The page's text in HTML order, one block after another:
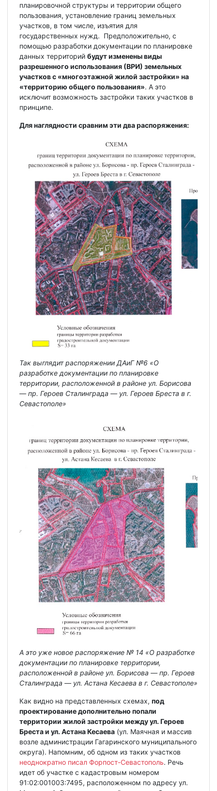
планировочной структуры и территории общего
пользования, установление границ земельных
участков, в том числе, изъятия для
государственных нужд. Предположительно, с
помощью разработки документации по планировке
данных территорий будут изменены виды
разрешенного использования (ВРИ) земельных
участков с «многоэтажной жилой застройки» на
«территорию общего пользования». А это
исключит возможность застройки таких участков в
принципе.
Для наглядности сравним эти два распоряжения:
Так выглядит распоряжении ДАиГ №6 «О
разработке документации по планировке
территории, расположенной в районе ул. Борисова
— пр. Героев Сталинграда — ул. Героев Бреста в г.
Севастополе»
А это уже новое распоряжение № 14 «О разработке
документации по планировке территории,
расположенной в районе ул. Борисова — пр. Героев
Сталинграда — ул. Астана Кесаева в г. Севастополе»
Как видно на представленных схемах, под
проектирование дополнительно попали
территории жилой застройки между ул. Героев
Бреста и ул. Астана Кесаева (ул. Маячная и массив
возле администрации Гагаринского муниципального
округа). Напомним, об одном из таких участков
неоднократно писал Форпост-Севастополь. Речь
идет об участке с кадастровым номером
91:02:001003:7495, расположенном по адресу ул.